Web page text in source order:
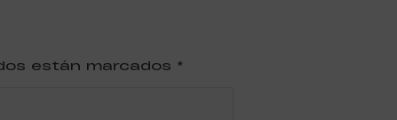
están marcados *